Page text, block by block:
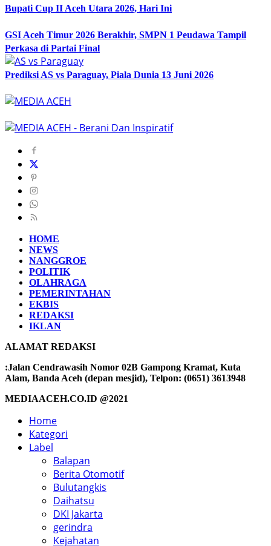
Bupati Cup II Aceh Utara 2026, Hari Ini
GSI Aceh Timur 2026 Berakhir, SMPN 1 Peudawa Tampil
Perkasa di Partai Final
Prediksi AS vs Paraguay, Piala Dunia 13 Juni 2026
HOME
NEWS
NANGGROE
POLITIK
OLAHRAGA
PEMERINTAHAN
EKBIS
REDAKSI
IKLAN
ALAMAT REDAKSI
:Jalan Cendrawasih Nomor 02B Gampong Kramat, Kuta
Alam, Banda Aceh (depan mesjid), Telpon: (0651) 3613948
MEDIAACEH.CO.ID @2021
Home
Kategori
Label
Balapan
Berita Otomotif
Bulutangkis
Daihatsu
DKI Jakarta
gerindra
Kejahatan